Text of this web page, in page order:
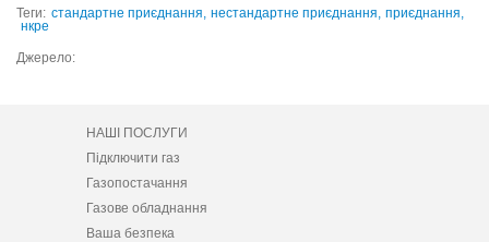
Теги: стандартне приєднання, нестандартне приєднання, приєднання,
нкре
Джерело:
НАШІ ПОСЛУГИ
Підключити газ
Газопостачання
Газове обладнання
Ваша безпека